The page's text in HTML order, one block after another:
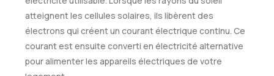
atteignent les cellules solaires, ils libèrent des
électrons qui créent un courant électrique continu. Ce
courant est ensuite converti en électricité alternative
pour alimenter les appareils électriques de votre